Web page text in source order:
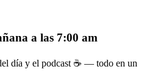
a las 7:00 am
día y el podcast ☕ — todo en un